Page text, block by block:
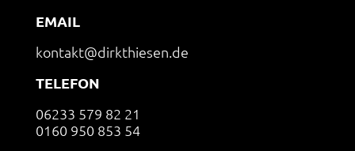
EMAIL
kontakt@dirkthiesen.de
TELEFON
06233 579 82 21
0160 950 853 54